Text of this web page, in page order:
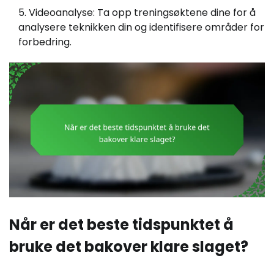
Videoanalyse: Ta opp treningsøktene dine for å
analysere teknikken din og identifisere områder for
forbedring.
Når er det beste tidspunktet å
bruke det bakover klare slaget?